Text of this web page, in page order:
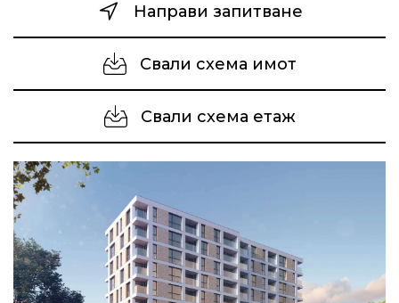
Направи запитване
Свали схема имот
Свали схема етаж